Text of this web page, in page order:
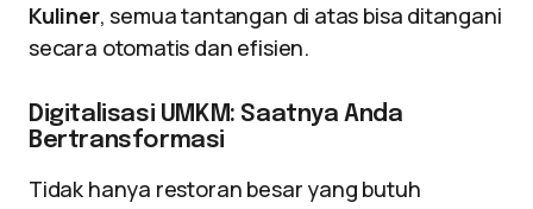
Kuliner, semua tantangan di atas bisa ditangani
secara otomatis dan efisien.
Digitalisasi UMKM: Saatnya Anda
Bertransformasi
Tidak hanya restoran besar yang butuh